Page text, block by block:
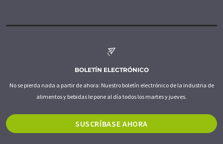
BOLETÍN ELECTRÓNICO
No se pierda nada a partir de ahora: Nuestro boletín electrónico de la industria de
alimentos y bebidas le pone al día todos los martes y jueves.
SUSCRÍBASE AHORA